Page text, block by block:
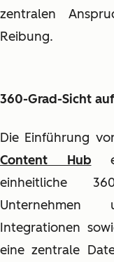
zentralen
Reibung.
360-Grad-Sicht
Die Einführung
Content Hub
einheitliche
Integrationen
eine zentrale